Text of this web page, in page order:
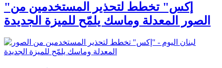
"إكس" تخطط لتحذير المستخدمين من
الصور المعدلة وماسك يلمّح للميزة الجديدة